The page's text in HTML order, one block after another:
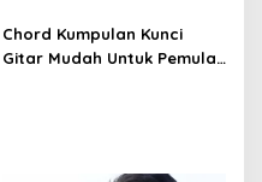
SKA)
Chord Kumpulan Kunci
Gitar Mudah Untuk Pemula